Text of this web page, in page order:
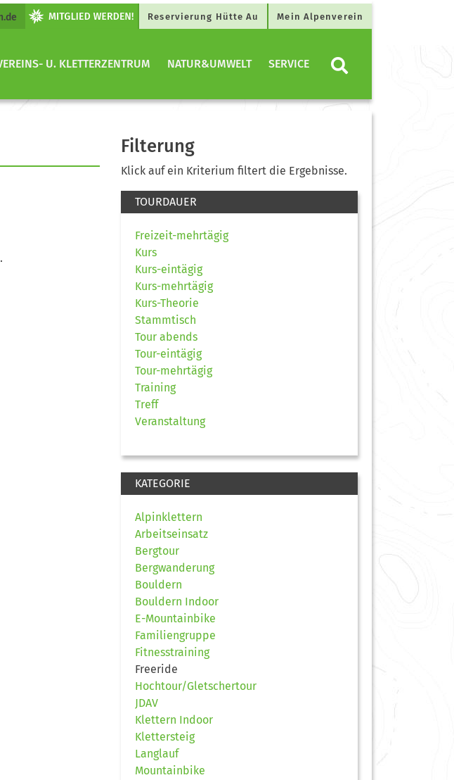
Reservierung Hütte Au Mein Alpenverein
U. KLETTERZENTRUM NATUR&UMWELT SERVICE
Filterung
Klick auf ein Kriterium filtert die Ergebnisse.
TOURDAUER
Freizeit-mehrtägig
Kurs
Kurs-eintägig
Kurs-mehrtägig
Kurs-Theorie
Stammtisch
Tour abends
Tour-eintägig
Tour-mehrtägig
Training
Treff
Veranstaltung
KATEGORIE
Alpinklettern
Arbeitseinsatz
Bergtour
Bergwanderung
Bouldern
Bouldern Indoor
E-Mountainbike
Familiengruppe
Fitnesstraining
Freeride
Hochtour/Gletschertour
JDAV
Klettern Indoor
Klettersteig
Langlauf
Mountainbike